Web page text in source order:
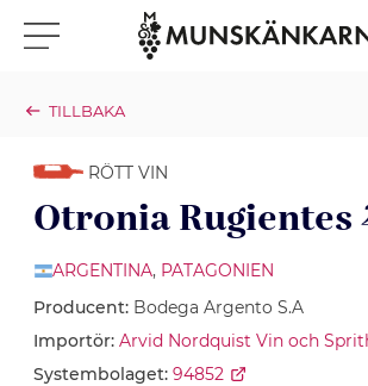
Klicka för meny
TILLBAKA
RÖTT VIN
Otronia Rugientes
ARGENTINA, PATAGONIEN
Producent: Bodega Argento S.A
Importör: Arvid Nordquist Vin och
Systembolaget: 94852